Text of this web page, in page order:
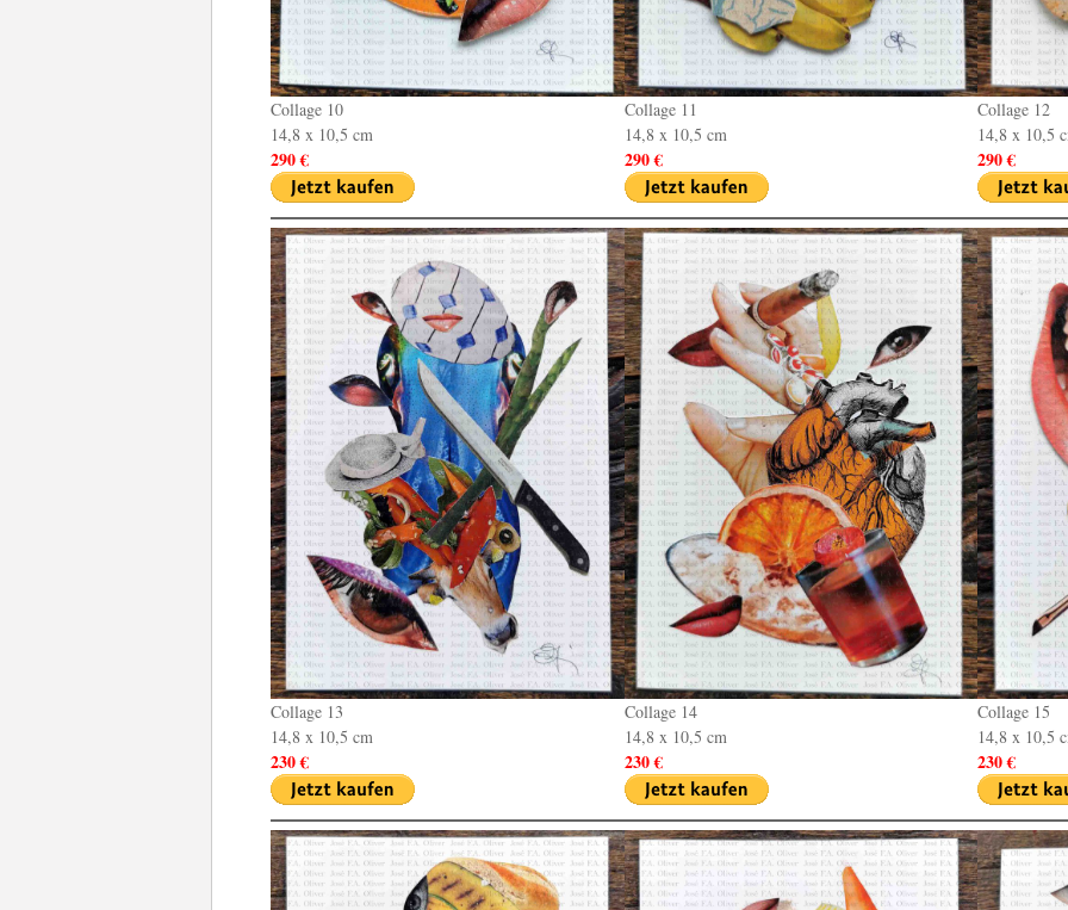
Collage 10
14,8 x 10,5 cm
290 €
Collage 11
14,8 x 10,5 cm
290 €
Collage 12
14,8 x 10,5
290 €
Collage 13
14,8 x 10,5 cm
230 €
Collage 14
14,8 x 10,5 cm
230 €
Collage 15
14,8 x 10,5
230 €